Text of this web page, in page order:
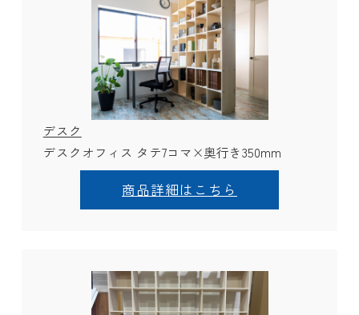
デスク
デスクオフィス タテ7コマ×奥行き350mm
商品詳細はこちら